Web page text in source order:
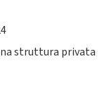
struttura privata